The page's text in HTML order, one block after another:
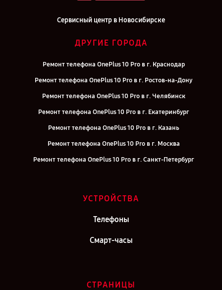
Сервисный центр в Новосибирске
ДРУГИЕ ГОРОДА
Ремонт телефона OnePlus 10 Pro в г. Краснодар
Ремонт телефона OnePlus 10 Pro в г. Ростов-на-Дону
Ремонт телефона OnePlus 10 Pro в г. Челябинск
Ремонт телефона OnePlus 10 Pro в г. Екатеринбург
Ремонт телефона OnePlus 10 Pro в г. Казань
Ремонт телефона OnePlus 10 Pro в г. Москва
Ремонт телефона OnePlus 10 Pro в г. Санкт-Петербург
УСТРОЙСТВА
Телефоны
Смарт-часы
СТРАНИЦЫ